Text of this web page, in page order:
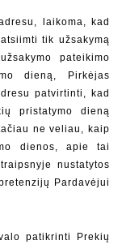
laikoma, kad
tik užsakymą
pateikimo
dieną, Pirkėjas
patvirtinti, kad
pristatymo dieną
ne veliau, kaip
dienos, apie tai
nustatytos
Pardavėjui
patikrinti Prekių